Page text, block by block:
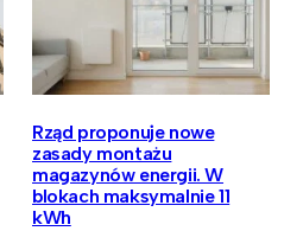
Rząd proponuje nowe
zasady montażu
magazynów energii. W
blokach maksymalnie 11
kWh